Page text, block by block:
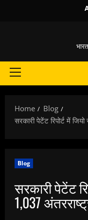
Primary
Home
Blog
सरकारी पेटेंट रिपोर्ट में
Blog
सरकारी पेटेंट
1,037